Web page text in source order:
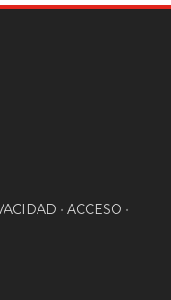
• ACCESO •